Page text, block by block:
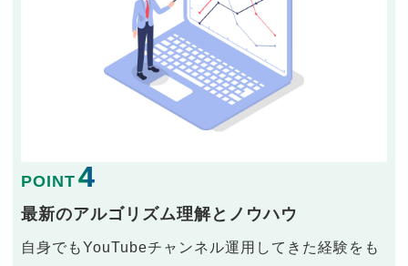
POINT 4
最新のアルゴリズム理解とノウハウ
自身でもYouTubeチャンネル運用してきた経験をも